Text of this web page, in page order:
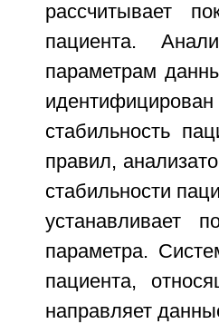
рассчитывает
пациента.
параметрам
стабильность
правил,
стабильности
устанавливает
параметра.
пациента,
направляет